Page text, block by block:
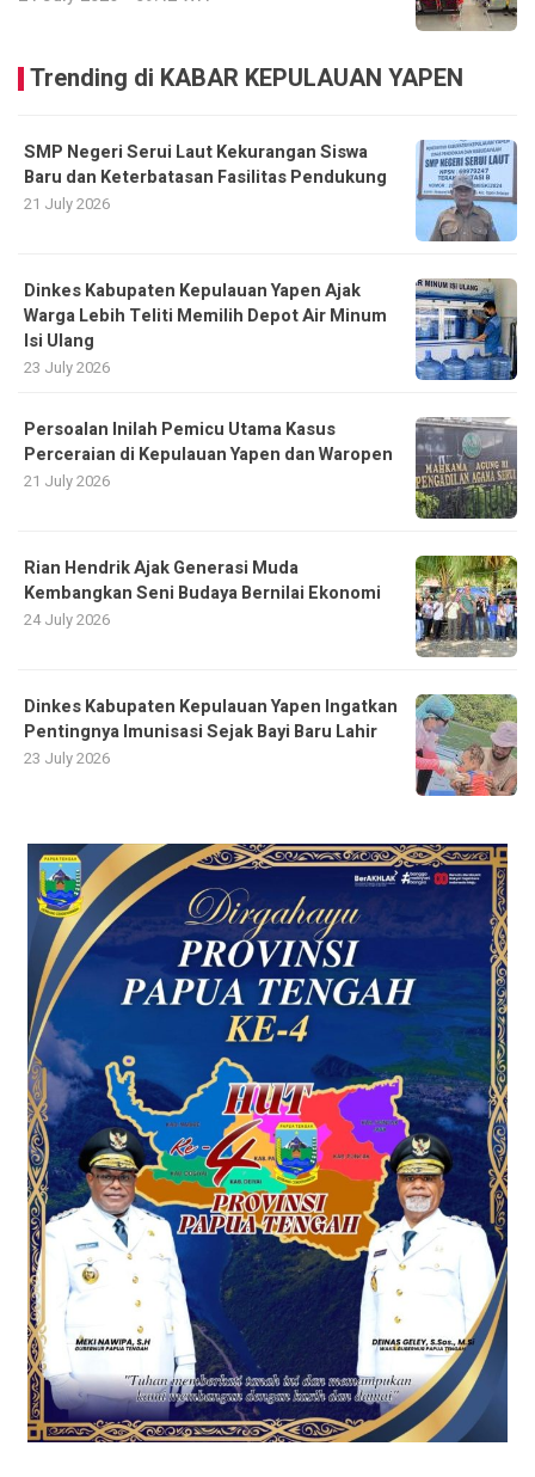
Trending di KABAR KEPULAUAN YAPEN
SMP Negeri Serui Laut Kekurangan Siswa
Baru dan Keterbatasan Fasilitas Pendukung
21 July 2026
Dinkes Kabupaten Kepulauan Yapen Ajak
Warga Lebih Teliti Memilih Depot Air Minum
Isi Ulang
23 July 2026
Persoalan Inilah Pemicu Utama Kasus
Perceraian di Kepulauan Yapen dan Waropen
21 July 2026
Rian Hendrik Ajak Generasi Muda
Kembangkan Seni Budaya Bernilai Ekonomi
24 July 2026
Dinkes Kabupaten Kepulauan Yapen Ingatkan
Pentingnya Imunisasi Sejak Bayi Baru Lahir
23 July 2026